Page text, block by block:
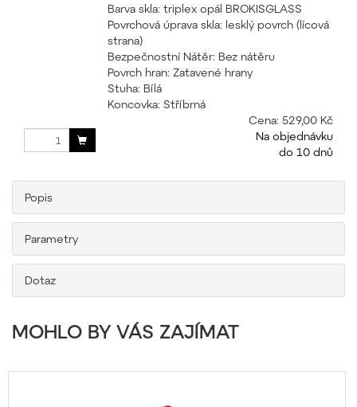
Barva skla: triplex opál BROKISGLASS
Povrchová úprava skla: lesklý povrch (lícová
strana)
Bezpečnostní Nátěr: Bez nátěru
Povrch hran: Zatavené hrany
Stuha: Bílá
Koncovka: Stříbrná
Cena: 529,00 Kč
Na objednávku
do 10 dnů
Popis
Parametry
Dotaz
MOHLO BY VÁS ZAJÍMAT